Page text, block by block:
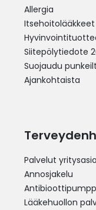
Allergia
Itsehoitolääkkeet
Siitepölytiedote
Suojaudu
Ajankohtaista
Palvelut
Annosjakelu
Lääkehuollon